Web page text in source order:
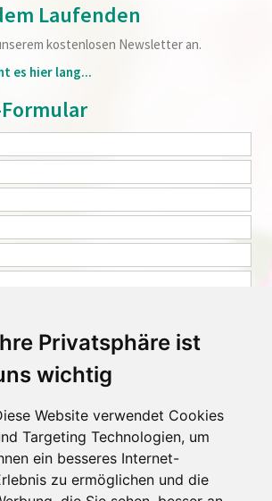
Privatsphäre ist
wichtig
Website verwendet Cookies
Targeting Technologien, um
ein besseres Internet-
zu ermöglichen und die
Laufenden
kostenlosen Newsletter an.
es hier lang...